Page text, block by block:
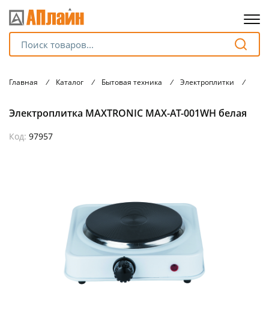
Главная / Каталог / Бытовая техника / Электроплитки /
Электроплитка MAXTRONIC MAX-AT-001WH белая
Код: 97957
оплатуна части
без переплат